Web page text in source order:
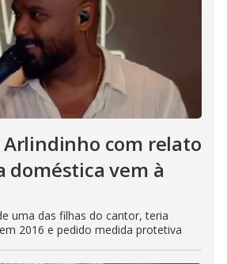
Arlindinho com relato
doméstica vem à
uma das filhas do cantor, teria
2016 e pedido medida protetiva